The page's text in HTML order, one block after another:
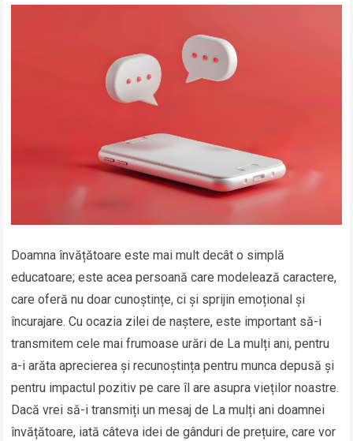
Doamna învățătoare este mai mult decât o simplă
educatoare; este acea persoană care modelează caractere,
care oferă nu doar cunoștințe, ci și sprijin emoțional și
încurajare. Cu ocazia zilei de naștere, este important să-i
transmitem cele mai frumoase urări de La mulți ani, pentru
a-i arăta aprecierea și recunoștința pentru munca depusă și
pentru impactul pozitiv pe care îl are asupra vieților noastre.
Dacă vrei să-i transmiți un mesaj de La mulți ani doamnei
învățătoare, iată câteva idei de gânduri de prețuire, care vor